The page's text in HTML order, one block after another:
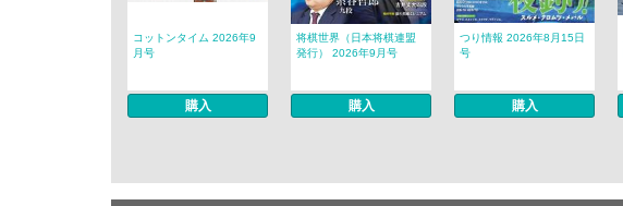
コットンタイム 2026年9
月号
購入
将棋世界（日本将棋連盟
発行） 2026年9月号
購入
つり情報 2026年8月15日
号
購入